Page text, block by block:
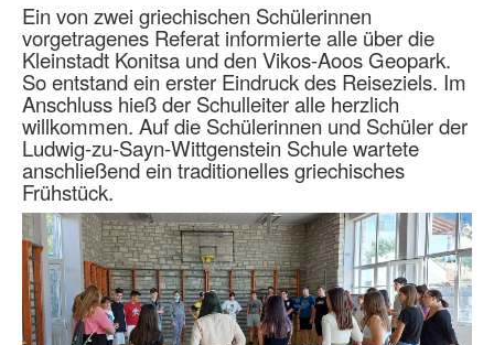
Ein von zwei griechischen Schülerinnen
vorgetragenes Referat informierte alle über die
Kleinstadt Konitsa und den Vikos-Aoos Geopark.
So entstand ein erster Eindruck des Reiseziels. Im
Anschluss hieß der Schulleiter alle herzlich
willkommen. Auf die Schülerinnen und Schüler der
Ludwig-zu-Sayn-Wittgenstein Schule wartete
anschließend ein traditionelles griechisches
Frühstück.